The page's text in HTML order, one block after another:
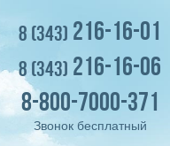
8 (343) 216-16-01
8 (343) 216-16-06
8-800-7000-371
Звонок бесплатный